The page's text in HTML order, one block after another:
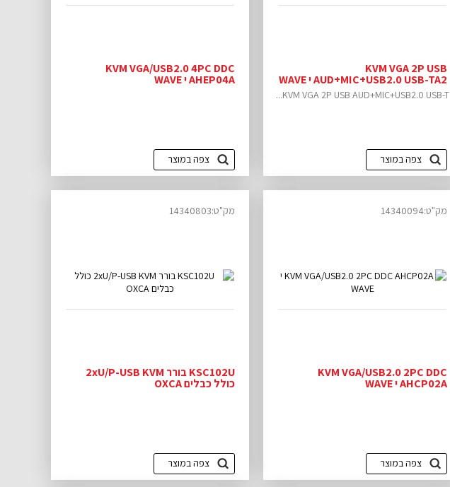
KVM VGA 2P USB
AUD+MIC+USB2.0 USB-TA2 י WAVE
KVM VGA 2P USB AUD+MIC+USB2.0 USB-T...
צפה במוצר
KVM VGA/USB2.0 4PC DDC
AHEP04A י WAVE
צפה במוצר
KVM VGA/USB2.0 2PC DDC
AHCP02A י WAVE
צפה במוצר
מק"ט:14340094
KSC102U בורר 2xU/P-USB KVM
כולל כבלים OXCA
צפה במוצר
מק"ט:14340803